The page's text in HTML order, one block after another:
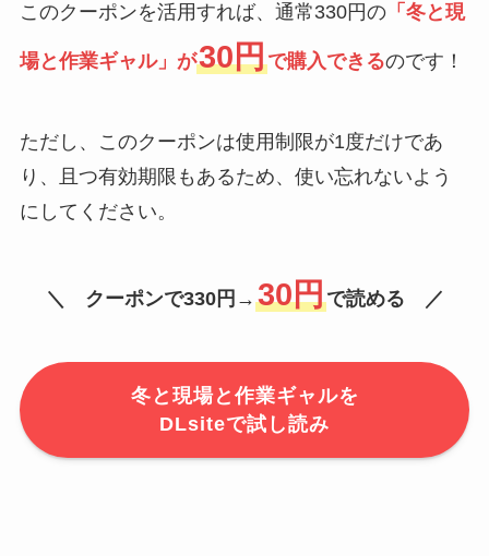
このクーポンを活用すれば、通常330円の「冬と現
場と作業ギャル」が30円で購入できるのです！
ただし、このクーポンは使用制限が1度だけであ
り、且つ有効期限もあるため、使い忘れないよう
にしてください。
＼ クーポンで330円→ 30円で読める ／
冬と現場と作業ギャルを
DLsiteで試し読み